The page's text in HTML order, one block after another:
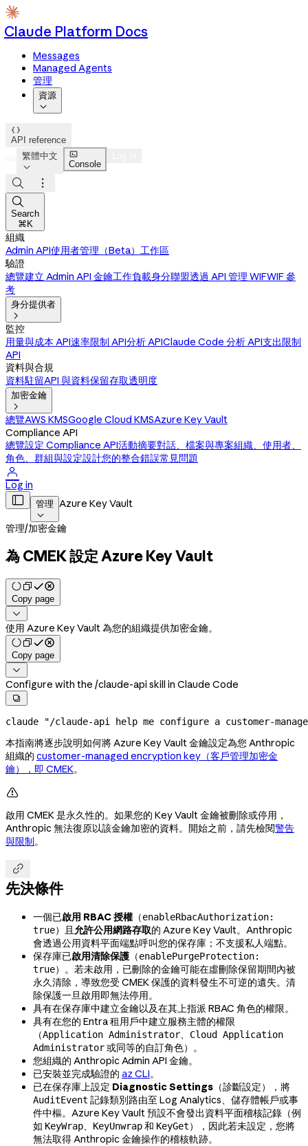
Claude Platform Docs
Messages
Managed Agents
管理
資源


API reference
繁體中文


Console



Search
⌘K
組織
Admin API使用者管理（Beta） 工作區
驗證
總覽建立 Admin API 金鑰工作負載身分聯盟透過 API 管理 WIFWIF 參
考
身分提供者

監控
用量與成本 API速率限制 API分析 APIClaude Code 分析 API支出限制
API
資料與合規
資料駐留API 與資料保留存取透明度
加密金鑰

總覽AWS KMSGoogle Cloud KMSAzure Key Vault
Compliance API
總覽設定 Compliance API活動摘要對話、檔案與專案組織、使用者、
角色、群組與設定設計您的整合錯誤常見問題

Log in
 管理

Azure Key Vault
管理/加密金鑰
為 CMEK 設定 Azure Key Vault
Copy page

使用 Azure Key Vault 為您的組織提供加密金鑰。
Copy page

Configure with the /claude-api skill in Claude Code

claude "/claude-api help me configure a customer-
本指南將逐步說明如何將 Azure Key Vault 金鑰設定為您 Anthropic
組織的 customer-managed encryption key（客戶管理加密金
鑰），即 CMEK。

啟用 CMEK 是永久性的。如果您的 Key Vault 金鑰被刪除或停用，
Anthropic 無法復原以該金鑰加密的資料。開始之前，請先檢閱警告
與限制。

先決條件
一個已啟用 RBAC 授權 （enableRbacAuthorization:
true）且 允許公用網路存取的 Azure Key Vault。Anthropic
會透過公用資料平面端點呼叫您的保存庫；不支援私人端點。
保存庫已啟用清除保護 （enablePurgeProtection:
true）。若未啟用，已刪除的金鑰可能在虛刪除保留期間內被
永久清除，導致您受 CMEK 保護的資料發生不可逆的遺失。清
除保護一旦啟用即無法停用。
具有在保存庫中建立金鑰以及在其上指派 RBAC 角色的權限。
具有在您的 Entra 租用戶中建立服務主體的權限
（Application Administrator、
Cloud Application
Administrator或同等的自訂角色）。
您組織的 Anthropic Admin API 金鑰。
已安裝並完成驗證的 azCLI。
已在保存庫上設定 Diagnostic Settings （診斷設定），將
AuditEvent 記錄類別路由至 Log Analytics、儲存體帳戶或事
件中樞。Azure Key Vault 預設不會發出資料平面稽核記錄（例
如 KeyWrap、 KeyUnwrap和 KeyGet），因此若未設定，您將
無法取得 Anthropic 金鑰操作的稽核軌跡。